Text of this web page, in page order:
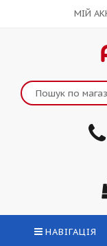
МІЙ
НАВІГАЦІЯ